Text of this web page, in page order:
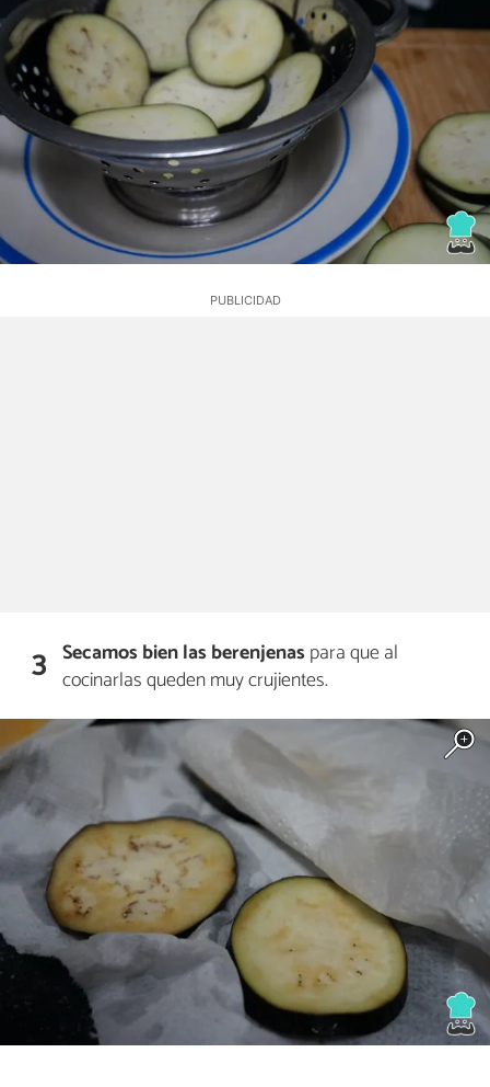
3 Secamos bien las berenjenas para que al
cocinarlas queden muy crujientes.